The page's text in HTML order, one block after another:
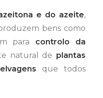
e do azeite,
bens como
para controlo da
natural de plantas
que todos